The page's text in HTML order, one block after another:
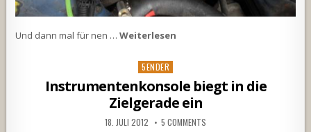
Und dann mal für nen …Weiterlesen
Posted
in
5ENDER
Instrumentenkonsole biegt in die
Zielgerade ein
18. JULI 2012 5 COMMENTS